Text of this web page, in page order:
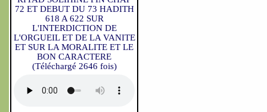
72 ET DEBUT DU 73 HADITH
618 A 622 SUR
L'INTERDICTION DE
L'ORGUEIL ET DE LA VANITE
ET SUR LA MORALITE ET LE
BON CARACTERE
(Téléchargé 2646 fois)